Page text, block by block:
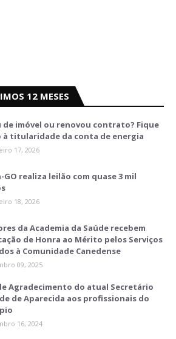
12 MESES
de imóvel ou renovou contrato? Fique
titularidade da conta de energia
17, 2026
GO realiza leilão com quase 3 mil
18, 2026
da Academia da Saúde recebem
de Honra ao Mérito pelos Serviços
à Comunidade Canedense
09, 2025
Agradecimento do atual Secretário
de Aparecida aos profissionais do
16, 2024